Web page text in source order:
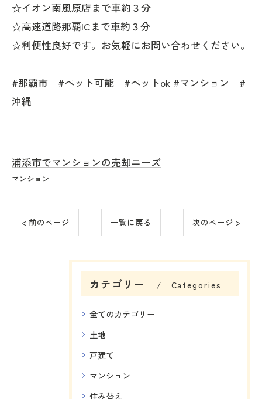
☆イオン南風原店まで車約３分
☆高速道路那覇ICまで車約３分
☆利便性良好です。お気軽にお問い合わせください。
#那覇市 #ペット可能 #ペットok #マンション #
沖縄
浦添市でマンションの売却ニーズ
マンション
< 前のページ 一覧に戻る 次のページ >
カテゴリー Categories
全てのカテゴリー
土地
戸建て
マンション
住み替え